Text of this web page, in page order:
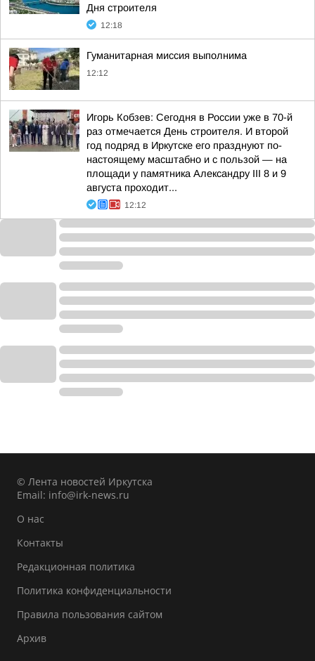
Дня строителя
12:18
Гуманитарная миссия выполнима
12:12
Игорь Кобзев: Сегодня в России уже в 70-й
раз отмечается День строителя. И второй
год подряд в Иркутске его празднуют по-
настоящему масштабно и с пользой — на
площади у памятника Александру III 8 и 9
августа проходит...
12:12
© Лента новостей Иркутска
Email: info@irk-news.ru
О нас
Контакты
Редакционная политика
Политика конфиденциальности
Правила пользования сайтом
Архив